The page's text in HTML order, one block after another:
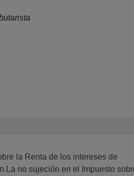
la Renta de los intereses de
no sujeción en el Impuesto